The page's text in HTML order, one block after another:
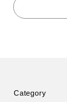
ビ
Category